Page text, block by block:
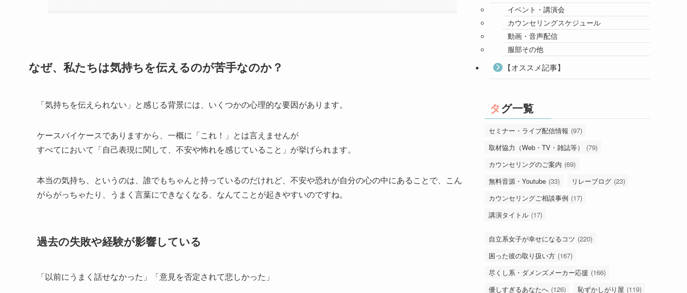
なぜ、私たちは気持ちを伝えるのが苦手なのか？
「気持ちを伝えられない」と感じる背景には、いくつかの心理的な要因があります。
ケースバイケースでありますから、一概に「これ！」とは言えませんが
すべてにおいて「自己表現に関して、不安や怖れを感じていること」が挙げられます。
本当の気持ち、というのは、誰でもちゃんと持っているのだけれど、不安や恐れが自分の心の中にあることで、こん
がらがっちゃたり、うまく言葉にできなくなる、なんてことが起きやすいのですね。
過去の失敗や経験が影響している
「以前にうまく話せなかった」「意見を否定されて悲しかった」
イベント・講演会
カウンセリングスケジュール
動画・音声配信
服部その他
【オススメ記事】
タグ一覧
セミナー・ライブ配信情報 (97)
取材協力（Web・TV・雑誌等）
(79)
カウンセリングのご案内 (69)
無料音源・Youtube (33) リレーブログ (23)
カウンセリングご相談事例 (17)
講演タイトル (17)
自立系女子が幸せになるコツ (220)
困った彼の取り扱い方 (167)
尽くし系・ダメンズメーカー応援 (166)
優しすぎるあなたへ (126) 恥ずかしがり屋 (119)